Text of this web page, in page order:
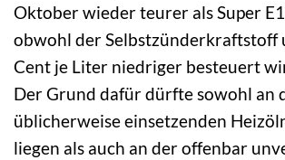
Oktober wieder teurer als Super
obwohl der Selbstzünderkraftstoff
Cent je Liter niedriger besteuert
Der Grund dafür dürfte sowohl an
üblicherweise einsetzenden
liegen als auch an der offenbar